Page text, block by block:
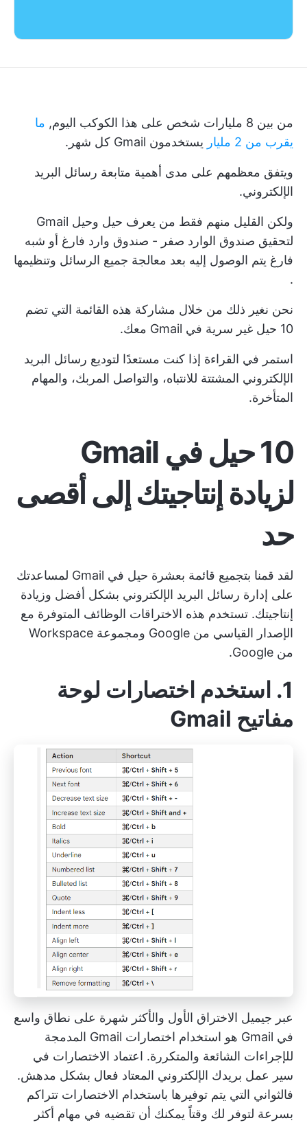
من بين 8 مليارات شخص على هذا الكوكب اليوم,
ما
يقرب من 2 مليار
يستخدمون Gmail كل شهر.
ويتفق معظمهم على مدى أهمية متابعة رسائل البريد
الإلكتروني.
ولكن القليل منهم فقط من يعرف حيل وحيل Gmail
لتحقيق صندوق الوارد صفر - صندوق وارد فارغ أو شبه
فارغ يتم الوصول إليه بعد معالجة جميع الرسائل وتنظيمها
.
نحن نغير ذلك من خلال مشاركة هذه القائمة التي تضم
10 حيل غير سرية في Gmail معك.
استمر في القراءة إذا كنت مستعدًا لتوديع رسائل البريد
الإلكتروني المشتتة للانتباه، والتواصل المربك، والمهام
المتأخرة.
10 حيل في Gmail
لزيادة إنتاجيتك إلى أقصى
حد
لقد قمنا بتجميع قائمة بعشرة حيل في Gmail لمساعدتك
على إدارة رسائل البريد الإلكتروني بشكل أفضل وزيادة
إنتاجيتك. تستخدم هذه الاختراقات الوظائف المتوفرة مع
الإصدار القياسي من Google ومجموعة Workspace
من Google.
1. استخدم اختصارات لوحة
مفاتيح Gmail
عبر جيميل الاختراق الأول والأكثر شهرة على نطاق واسع
في Gmail هو استخدام اختصارات Gmail المدمجة
للإجراءات الشائعة والمتكررة. اعتماد الاختصارات في
سير عمل بريدك الإلكتروني المعتاد فعال بشكل مدهش.
فالثواني التي يتم توفيرها باستخدام الاختصارات تتراكم
بسرعة لتوفر لك وقتاً يمكنك أن تقضيه في مهام أكثر